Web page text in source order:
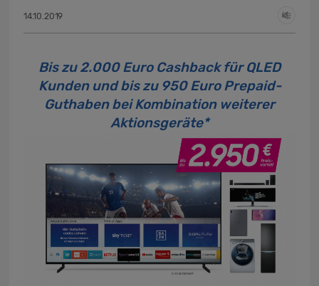
14.10.2019
Bis zu 2.000 Euro Cashback für QLED
Kunden und bis zu 950 Euro Prepaid-
Guthaben bei Kombination weiterer
Aktionsgeräte*